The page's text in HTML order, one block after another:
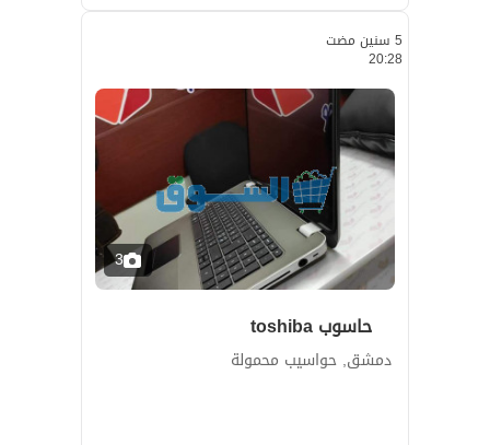
5 سنين مضت
20:28
3
حاسوب toshiba
دمشق, حواسيب محمولة